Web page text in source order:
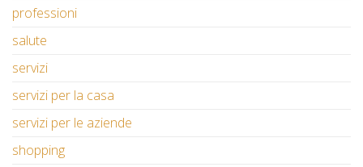
professioni
salute
servizi
servizi per la casa
servizi per le aziende
shopping